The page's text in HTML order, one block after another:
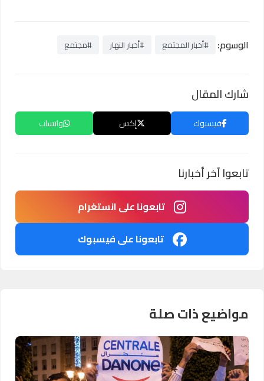
الوسوم: #أخبار المجتمع #أخبار النهار #مجتمع
شارك المقال
فيسبوك إكس واتساب
تابعوا آخر أخبارنا
تابعونا على انستغرام
تابعونا على فيسبوك
مواضيع ذات صلة